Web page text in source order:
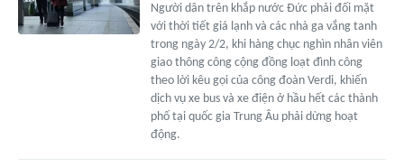
Người dân trên khắp nước Đức phải đối mặt
với thời tiết giá lạnh và các nhà ga vắng tanh
trong ngày 2/2, khi hàng chục nghìn nhân viên
giao thông công cộng đồng loạt đình công
theo lời kêu gọi của công đoàn Verdi, khiến
dịch vụ xe bus và xe điện ở hầu hết các thành
phố tại quốc gia Trung Âu phải dừng hoạt
động.